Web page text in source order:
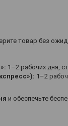
товар без
1–2 рабочих дня,
1–2
и обеспечьте